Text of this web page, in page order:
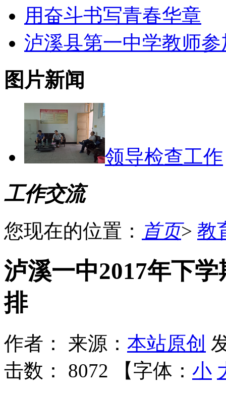
用奋斗书写青春华章
泸溪县第一中学教师
图片新闻
领导检查工作
工作交流
您现在的位置： 首页> 教
泸溪一中2017年下
排
作者： 来源： 本站原创
击数： 8072 【字体： 小